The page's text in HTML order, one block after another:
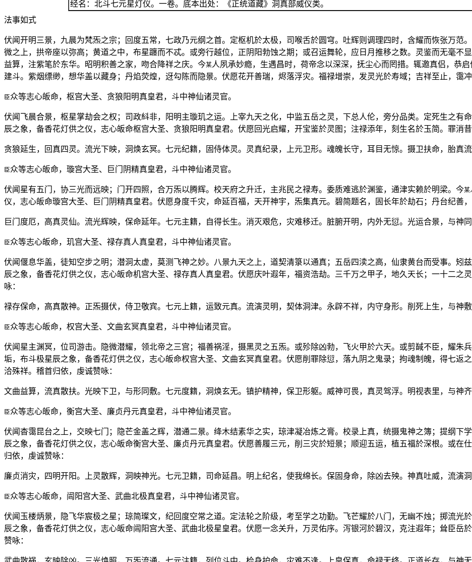
经名：北斗七元星灯仪。一卷。底本出处：《正统道藏》洞真部威仪类。
法事如式
伏闻开明三景，九晨为梵炁之宗；回度五常，七政乃元纲之首。定枢机於太极，司喉舌於圆穹。吐辉则调理四时，含耀而恢张万范
微之上，拱帝座以弥高；黄道之中，布星躔而不忒。或旁行越位，正阴阳勃蚀之期；或召运舞轮，应日月推移之数。灵鉴而无毫不
益算，注紫笔於东华。昭明积善之家，吻合降祥之庆。今某人夙承妙瘾，生遇昌时，荷帝念以深深，抚尘心而罔措。辄邀真侣，恭
建斗。紫烟缥缈，想华盖以藏身；丹焰荧煌，迓勾陈而隐景。伏愿花开善瑞，烬落浮灾。福禄增崇，发灵光於寿域；吉祥至止，霭
臣众等志心皈命，枢宫大圣、贪狼阳明真皇君，斗中神仙诸灵官。
伏闻飞晨合景，枢星掌劫会之权；司政紏非，阳明主璇玑之运。上宰九天之化，中监五岳之灵，下总人伦，旁分品类。定死生之有
辰之象，备香花灯供之仪，志心皈命枢宫大圣、贪狼阳明真皇君。伏愿回光启耀，开宝鉴於灵图；注禄添年，刻生名於玉简。罪消
贪狼延生，回真四灵。流光下映，洞焕玄冥。七元纪籍，固侍体灵。灵真纪录，上元卫形。魂魄长守，耳目无惊。摄卫扶命，胎真
臣众等志心皈命，璇宫大圣、巨门阴精真皇君，斗中神仙诸灵官。
伏闻星有五门，协三光而远映；门开四照，合万炁以腾辉。校天府之升迁，主兆民之禄寿。委质难逃於渊鉴，通津实赖於明梁。今某
仪，志心皈命璇宫大圣、巨门阴精真皇君。伏愿身度千灾，命延百福，天开神宇，炁集真元。碧简题名，固长年於劫石；丹台纪善
巨门度厄，高真灵仙。流光辉映，保命延年。七元主籍，自得长生。消灭艰危，灾难移迁。脏腑开明，内外无愆。光运合景，与神
臣众等志心皈命，玑宫大圣、禄存真人真皇君，斗中神仙诸灵官。
伏闻偃息华盖，徒知空步之明；潜洞太虚，莫测飞神之妙。八景九天之上，道契清箓以通真；五岳四渎之高，仙隶黄台而受事。矧
辰之象，备香花灯供之仪，志心皈命机宫大圣、禄存真人真皇君。伏愿庆叶遐年，福资浩劫。三千万之甲子，地久天长；一十二之
咏：
禄存保命，高真散神。正炁摄伏，侍卫敬宾。七元上籍，运致元真。流演灵明，契体洞津。永辟不祥，内守身形。削死上生，与神
臣众等志心皈命，权宫大圣、文曲玄冥真皇君，斗中神仙诸灵官。
伏闻星主渊冥，位司游击。隐微潜耀，领北帝之三宫；福善祸淫，摄黑灵之五炁。或殄除凶勃，飞火甲於六天。或剪馘不臣，耀朱
垢，布斗极星辰之象，备香花灯供之仪，志心皈命权宫大圣、文曲玄冥真皇君。伏愿削罪除愆，落九阴之鬼录；拘魂制魄，得七返
洽殊祥。稽首归依，虔诚赞咏：
文曲益算，流真散扶。光映下卫，与形同敷。七元度籍，洞焕玄无。镇护精神，保卫形躯。威神可畏，真灵驾浮。明视表里，与神
臣众等志心皈命，衡宫大圣、廉贞丹元真皇君，斗中神仙诸灵官。
伏闻杳霭昆台之上，交映七门；隐芒金盖之辉，潜通二景。绛木结素华之实，琼津凝冶炼之膏。校录上真，统摄鬼神之簿；提纲下
辰之象，备香花灯供之仪，志心皈命衡宫大圣、廉贞丹元真皇君。伏愿善履三元，削三灾於短景；顺迎五运，植五福於深根。或在
归依，虔诚赞咏：
廉贞消灾，四明开阳。上灵散辉，洞映神光。七元卫籍，司命延昌。明上纪名，使我绵长。保固身命，除凶去殃。神真吐威，流演
臣众等志心皈命，闿阳宫大圣、武曲北极真皇君，斗中神仙诸灵官。
伏闻玉楼炳景，隐飞华宸极之星；琼简璨文，纪回度空常之道。定法轮之阶级，考至学之功勤。飞芒耀於八门，无幽不烛；掷流光
辰之象，备香花灯供之仪，志心皈命闿阳宫大圣、武曲北极星皇君。伏愿一念关升，万灵佑序。泻银河於碧汉，克注遐年；耸臣岳
赞咏：